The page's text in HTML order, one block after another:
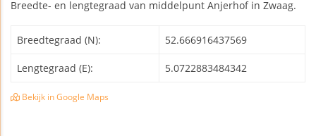
Breedte- en lengtegraad van middelpunt Anjerhof in Zwaag.
Breedtegraad (N): 52.666916437569
Lengtegraad (E): 5.0722883484342
Bekijk in Google Maps